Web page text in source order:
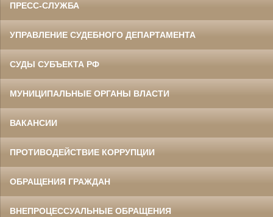
ПРЕСС-СЛУЖБА
УПРАВЛЕНИЕ СУДЕБНОГО ДЕПАРТАМЕНТА
СУДЫ СУБЪЕКТА РФ
МУНИЦИПАЛЬНЫЕ ОРГАНЫ ВЛАСТИ
ВАКАНСИИ
ПРОТИВОДЕЙСТВИЕ КОРРУПЦИИ
ОБРАЩЕНИЯ ГРАЖДАН
ВНЕПРОЦЕССУАЛЬНЫЕ ОБРАЩЕНИЯ